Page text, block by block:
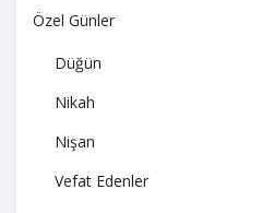
Özel Günler
Düğün
Nikah
Nişan
Vefat Edenler